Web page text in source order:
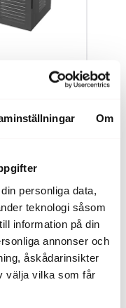
Om
personliga data,
teknologi såsom
information på din
annonser och
åskådarinsikter
välja vilka som får
med 14
svart
Raw
1599
kunder